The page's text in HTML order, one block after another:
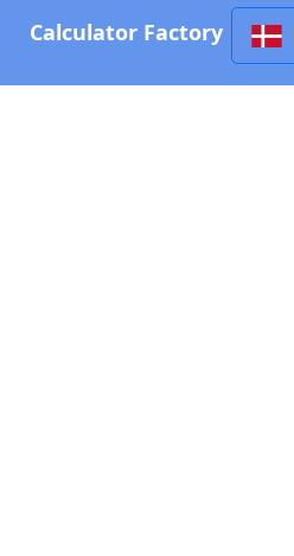
Calculator Factory